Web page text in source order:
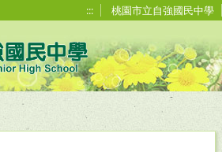
::: 桃園市立自強國民中學